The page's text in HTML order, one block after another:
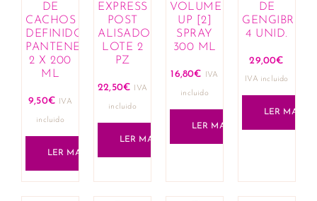
DE
CACHOS
DEFINIDOS
PANTENE
2 X 200
ML
9,50€ IVA
incluido
LER MAIS
EXPRESS
POST
ALISADO
LOTE 2
PZ
22,50€ IVA
incluido
LER MAIS
VOLUME
UP [2]
SPRAY
300 ML
16,80€ IVA
incluido
LER MAIS
DE
GENGIBRE
4 UNID.
29,00€
IVA incluido
LER MAIS